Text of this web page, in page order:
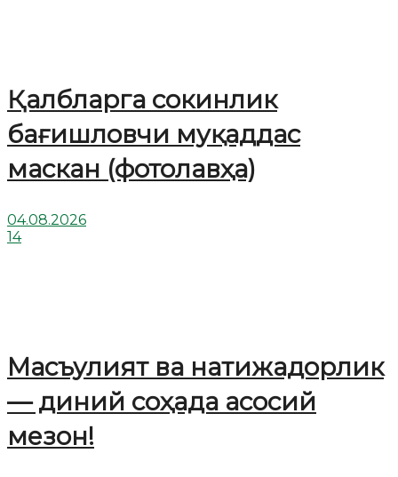
Қалбларга сокинлик
бағишловчи муқаддас
маскан (фотолавҳа)
04.08.2026
14
Масъулият ва натижадорлик
— диний соҳада асосий
мезон!